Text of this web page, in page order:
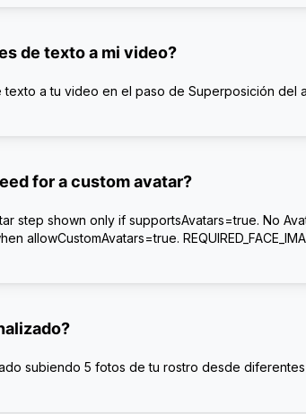
de texto a mi video?
a tu video en el paso de Superposición del
for a custom avatar?
step shown only if supportsAvatars=true. No
allowCustomAvatars=true.
subiendo 5 fotos de tu rostro desde